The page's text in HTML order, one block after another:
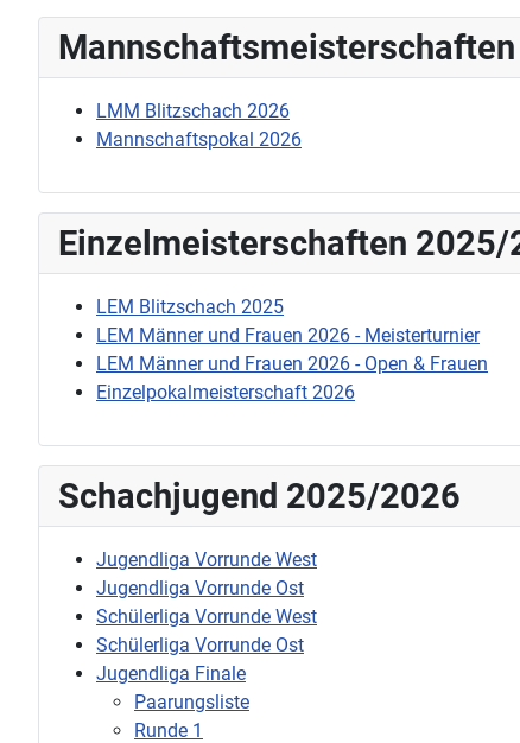
LMM Blitzschach 2026
Mannschaftspokal 2026
Einzelmeisterschaften 2025/
LEM Blitzschach 2025
LEM Männer und Frauen 2026 - Meisterturnier
LEM Männer und Frauen 2026 - Open & Frauen
Einzelpokalmeisterschaft 2026
Schachjugend 2025/2026
Jugendliga Vorrunde West
Jugendliga Vorrunde Ost
Schülerliga Vorrunde West
Schülerliga Vorrunde Ost
Jugendliga Finale
Paarungsliste
Runde 1